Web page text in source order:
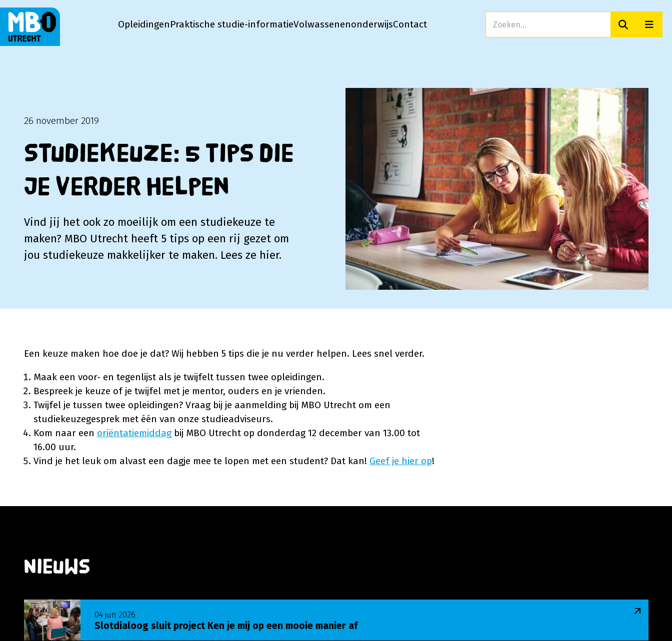
OpleidingenPraktische studie-informatieVolwassenenonderwijsContact
Zoeken
26 november 2019
Studiekeuze: 5 tips die
je verder helpen
Vind jij het ook zo moeilijk om een studiekeuze te
maken? MBO Utrecht heeft 5 tips op een rij gezet om
jou studiekeuze makkelijker te maken. Lees ze hier.
Een keuze maken hoe doe je dat? Wij hebben 5 tips die je nu verder helpen. Lees snel verder.
Maak een voor- en tegenlijst als je twijfelt tussen twee opleidingen.
Bespreek je keuze of je twijfel met je mentor, ouders en je vrienden.
Twijfel je tussen twee opleidingen? Vraag bij je aanmelding bij MBO Utrecht om een
studiekeuzegesprek met één van onze studieadviseurs.
Kom naar een oriëntatiemiddagbij MBO Utrecht op donderdag 12 december van 13.00 tot
16.00 uur.
Vind je het leuk om alvast een dagje mee te lopen met een student? Dat kan! Geef je hier op!
Nieuws
Slotdialoog sluit project Ken je mij op een mooie manier af
04 jun 2026
Lees meer over Slotdialoog sluit project Ken je mij op een mooie manier af